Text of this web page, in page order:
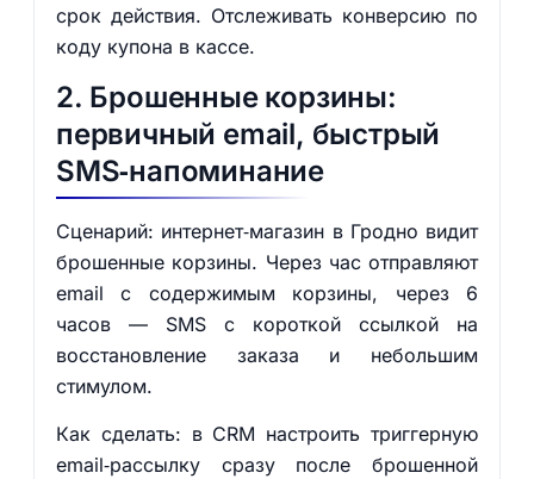
срок действия. Отслеживать конверсию по
коду купона в кассе.
2. Брошенные корзины:
первичный email, быстрый
SMS‑напоминание
Сценарий: интернет‑магазин в Гродно видит
брошенные корзины. Через час отправляют
email с содержимым корзины, через 6
часов — SMS с короткой ссылкой на
восстановление заказа и небольшим
стимулом.
Как сделать: в CRM настроить триггерную
email‑рассылку сразу после брошенной